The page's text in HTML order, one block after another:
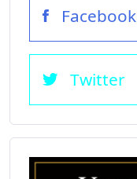
Facebook
Twitter